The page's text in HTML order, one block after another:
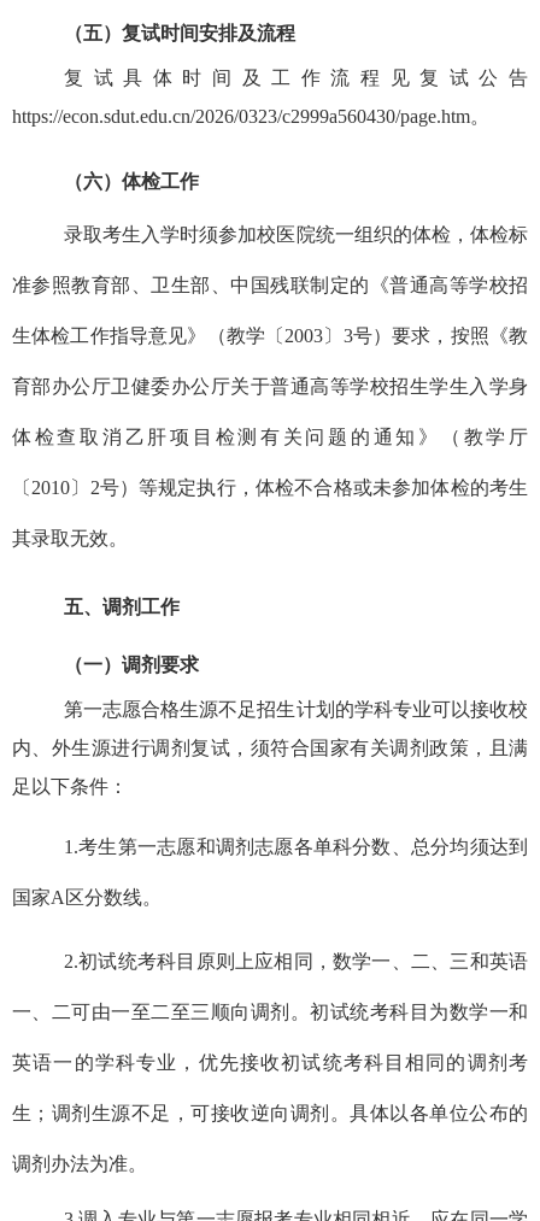
（五）复试时间安排及流程
复试具体时间及工作流程见复试公告
https://econ.sdut.edu.cn/2026/0323/c2999a560430/page.htm。
（六）体检工作
录取考生入学时须参加校医院统一组织的体检，体检标
准参照教育部、卫生部、中国残联制定的《普通高等学校招
生体检工作指导意见》（教学〔 2003〕 3号）要求，按照《教
育部办公厅卫健委办公厅关于普通高等学校招生学生入学身
体检查取消乙肝项目检测有关问题的通知》（教学厅
〔 2010〕 2号）等规定执行，体检不合格或未参加体检的考生
其录取无效。
五、调剂工作
（一）调剂要求
第一志愿合格生源不足招生计划的学科专业可以接收校
内、外生源进行调剂复试，须符合国家有关调剂政策，且满
足以下条件：
1.考生第一志愿和调剂志愿各单科分数、总分均须达到
国家A 区分数线。
2.初试统考科目原则上应相同，数学一、二、三和英语
一、二可由一至二至三顺向调剂。初试统考科目为数学一和
英语一的学科专业，优先接收初试统考科目相同的调剂考
生；调剂生源不足，可接收逆向调剂。具体以各单位公布的
调剂办法为准。